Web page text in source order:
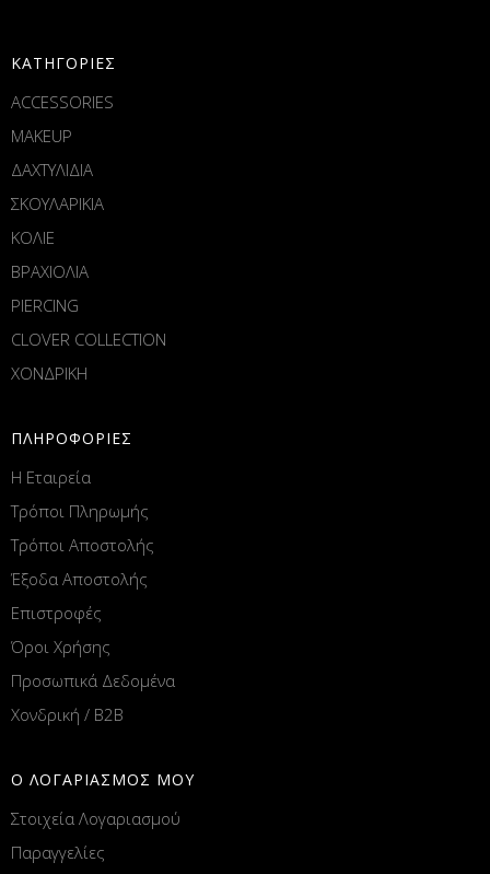
ΚΑΤΗΓΟΡΙΕΣ
ACCESSORIES
MAKEUP
ΔΑΧΤΥΛΙΔΙΑ
ΣΚΟΥΛΑΡΙΚΙΑ
ΚΟΛΙΕ
ΒΡΑΧΙΟΛΙΑ
PIERCING
CLOVER COLLECTION
ΧΟΝΔΡΙΚΗ
ΠΛΗΡΟΦΟΡΙΕΣ
Η Εταιρεία
Τρόποι Πληρωμής
Τρόποι Αποστολής
Έξοδα Αποστολής
Επιστροφές
Όροι Χρήσης
Προσωπικά Δεδομένα
Χονδρική / B2B
Ο ΛΟΓΑΡΙΑΣΜΟΣ ΜΟΥ
Στοιχεία Λογαριασμού
Παραγγελίες